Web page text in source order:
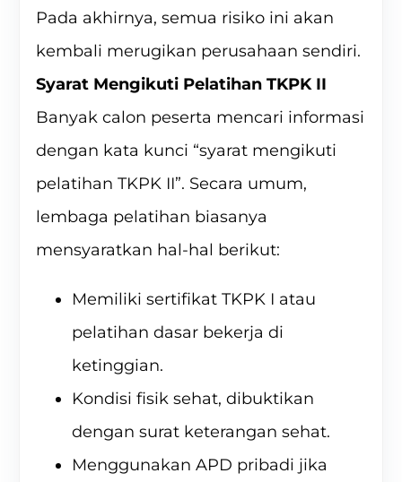
Pada akhirnya, semua risiko ini akan
kembali merugikan perusahaan sendiri.
Syarat Mengikuti Pelatihan TKPK II
Banyak calon peserta mencari informasi
dengan kata kunci “syarat mengikuti
pelatihan TKPK II”. Secara umum,
lembaga pelatihan biasanya
mensyaratkan hal-hal berikut:
Memiliki sertifikat TKPK I atau
pelatihan dasar bekerja di
ketinggian.
Kondisi fisik sehat, dibuktikan
dengan surat keterangan sehat.
Menggunakan APD pribadi jika